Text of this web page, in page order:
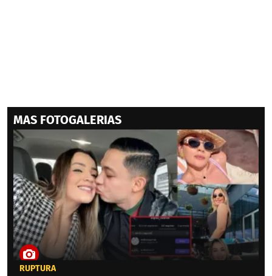
MAS FOTOGALERIAS
RUPTURA